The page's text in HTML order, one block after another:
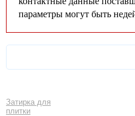
параметры могут быть
Затирка для
плитки